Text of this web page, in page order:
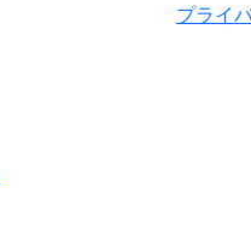
プライ